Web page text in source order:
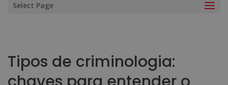
Select Page
Tipos de criminologia: